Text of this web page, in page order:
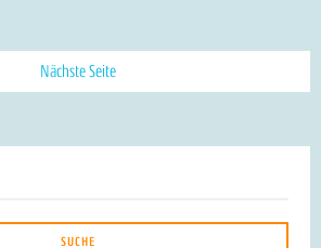
Nächste Seite